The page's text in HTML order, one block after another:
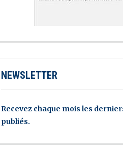
NEWSLETTER
Recevez chaque mois les
publiés.